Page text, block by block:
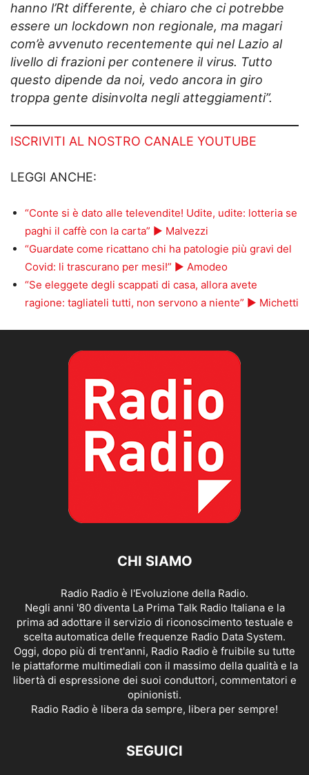
hanno l’Rt differente, è chiaro che ci potrebbe
essere un lockdown non regionale, ma magari
com’è avvenuto recentemente qui nel Lazio al
livello di frazioni per contenere il virus. Tutto
questo dipende da noi, vedo ancora in giro
troppa gente disinvolta negli atteggiamenti”.
ISCRIVITI AL NOSTRO CANALE YOUTUBE
LEGGI ANCHE:
“Conte si è dato alle televendite! Udite, udite: lotteria se
paghi il caffè con la carta” ► Malvezzi
“Guardate come ricattano chi ha patologie più gravi del
Covid: li trascurano per mesi!” ► Amodeo
“Se eleggete degli scappati di casa, allora avete
ragione: tagliateli tutti, non servono a niente” ► Michetti
CHI SIAMO
Radio Radio è l'Evoluzione della Radio.
Negli anni '80 diventa La Prima Talk Radio Italiana e la
prima ad adottare il servizio di riconoscimento testuale e
scelta automatica delle frequenze Radio Data System.
Oggi, dopo più di trent'anni, Radio Radio è fruibile su tutte
le piattaforme multimediali con il massimo della qualità e la
libertà di espressione dei suoi conduttori, commentatori e
opinionisti.
Radio Radio è libera da sempre, libera per sempre!
SEGUICI